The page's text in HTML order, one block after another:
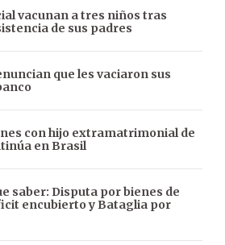
vacunan a tres niños tras
de sus padres
que les vaciaron sus
con hijo extramatrimonial de
en Brasil
saber: Disputa por bienes de
encubierto y Bataglia por